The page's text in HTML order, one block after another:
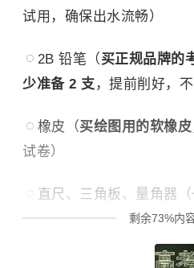
试用，确保出水流畅）
2B 铅笔（买正规品牌的
少准备 2 支 ，提前削好，不
橡皮（买绘图用的软橡皮
试卷）
直尺、三角板、量角器（
剩余73%内